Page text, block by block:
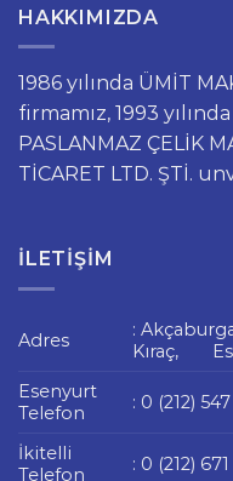
HAKKIMIZDA
1986 yılında ÜMİT
firmamız, 1993
PASLANMAZ ÇELİK
TİCARET LTD. ŞTİ.
İLETIŞIM
Adres
:
Kıraç,
Esenyurt
Telefon
: 0 (212)
İkitelli
Telefon
: 0 (212)